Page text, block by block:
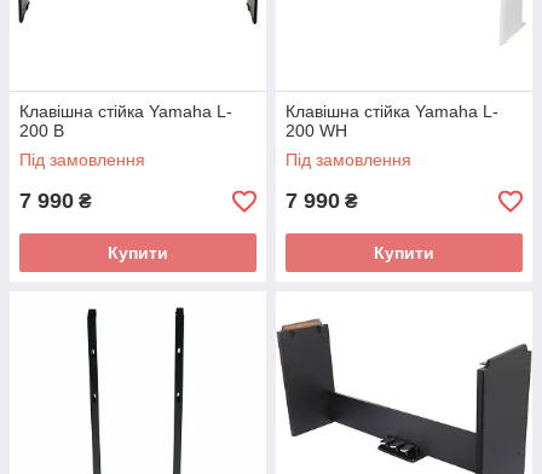
Клавішна стійка Yamaha L-
200 B
Під замовлення
7 990 ₴
Купити
Клавішна стійка Yamaha L-
200 WH
Під замовлення
7 990 ₴
Купити